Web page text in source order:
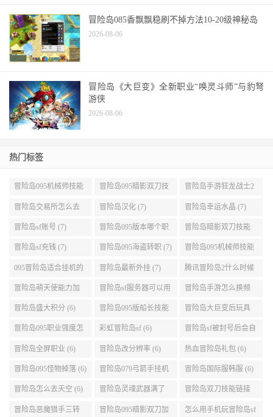
冒险岛085香飘飘稳刷不掉方法10-20级神秘岛
2026-08-06
冒险岛《大巨变》全新职业“唤灵斗师”与豹弩
游侠
2026-08-06
热门标签
冒险岛095机械师技能
展示 (9)
冒险岛095暗影双刀技
能加点 (9)
冒险岛手游狂龙战士2
转 (9)
冒险岛交易所怎么去
(8)
冒险岛汉化 (7) 冒险岛幸运水晶 (7)
冒险岛sf账号 (7) 冒险岛095版本哪个职
业段数高些 (7)
冒险岛暗影双刀技能
加点095版本 (7)
冒险岛sf充钱 (7) 冒险岛095海盗转职 (7) 冒险岛095机械师技能
演示 (7)
095冒险岛适合挂机的
地图 (7)
冒险岛最新外挂 (7) 腾讯冒险岛2什么时候
公测 (7)
冒险岛萌天使能力加
点 (6)
冒险岛sf服务器可以用
自己电脑 (6)
冒险岛手游怎么换频
道 (6)
冒险岛盛大积分 (6) 冒险岛095版船长技能
介绍 (6)
冒险岛大巨变后玩具
城组队任务 (6)
冒险岛095职业强度怎
么选 (6)
彩虹冒险岛sf (6) 冒险岛sf被封号后会自
动关闭电脑 (6)
冒险岛全屏职业 (6) 冒险岛改分辨率 (6) 热血冒险岛礼包 (6)
冒险岛095怪物掉落 (6) 冒险岛079弓箭手挂机
升级的地方 (6)
冒险岛国际服韩服 (6)
冒险岛怎么去天空 (6) 冒险岛灵魂武器满了
(6)
冒险岛双刀技能链接
(5)
冒险岛恶魔猎手三转 冒险岛095暗影双刀加 怎么用手机玩冒险岛sf